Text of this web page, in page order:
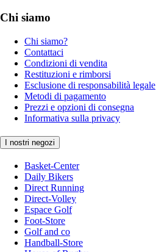
Chi siamo
Chi siamo?
Contattaci
Condizioni di vendita
Restituzioni e rimborsi
Esclusione di responsabilità legale
Metodi di pagamento
Prezzi e opzioni di consegna
Informativa sulla privacy
I nostri negozi
Basket-Center
Daily Bikers
Direct Running
Direct-Volley
Espace Golf
Foot-Store
Golf and co
Handball-Store